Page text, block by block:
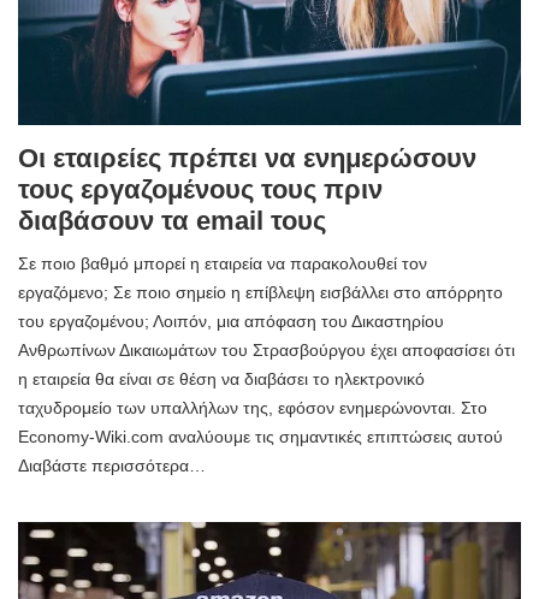
Οι εταιρείες πρέπει να ενημερώσουν
τους εργαζομένους τους πριν
διαβάσουν τα email τους
Σε ποιο βαθμό μπορεί η εταιρεία να παρακολουθεί τον
εργαζόμενο; Σε ποιο σημείο η επίβλεψη εισβάλλει στο απόρρητο
του εργαζομένου; Λοιπόν, μια απόφαση του Δικαστηρίου
Ανθρωπίνων Δικαιωμάτων του Στρασβούργου έχει αποφασίσει ότι
η εταιρεία θα είναι σε θέση να διαβάσει το ηλεκτρονικό
ταχυδρομείο των υπαλλήλων της, εφόσον ενημερώνονται. Στο
Economy-Wiki.com αναλύουμε τις σημαντικές επιπτώσεις αυτού
Διαβάστε περισσότερα…